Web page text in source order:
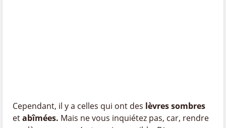
Cependant, il y a celles qui ont des lèvres sombres
etabîmées. Mais ne vous inquiétez pas, car, rendre